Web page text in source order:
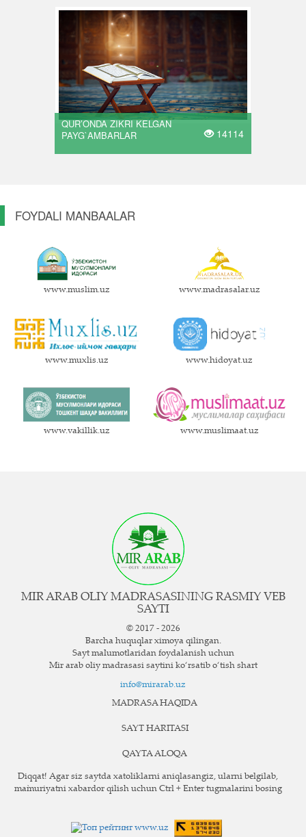
QUR’ONDA ZIKRI KELGAN
PAYG`AMBARLAR
14114
FOYDALI MANBAALAR
www.muslim.uz www.madrasalar.uz
www.muxlis.uz www.hidoyat.uz
www.vakillik.uz www.muslimaat.uz
MIR ARAB OLIY MADRASASINING RASMIY VEB
SAYTI
© 2017 - 2026
Barcha huquqlar ximoya qilingan.
Sayt ma`lumotlaridan foydalanish uchun
Mir arab oliy madrasasi saytini ko‘rsatib o‘tish shart
info@mirarab.uz
MADRASA HAQIDA
SAYT HARITASI
QAYTA ALOQA
Diqqat! Agar siz saytda xatoliklarni aniqlasangiz, ularni belgilab,
ma`muriyatni xabardor qilish uchun Ctrl + Enter tugmalarini bosing